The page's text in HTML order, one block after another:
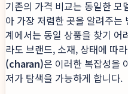
기존의 가격 비교는 동일한
아 가장 저렴한 곳을 알려주는
계에서는 동일 상품을 찾기 어
라도 브랜드, 소재, 상태에 따
(charan)은 이러한 복잡성을
저가 탐색을 가능하게 합니다.